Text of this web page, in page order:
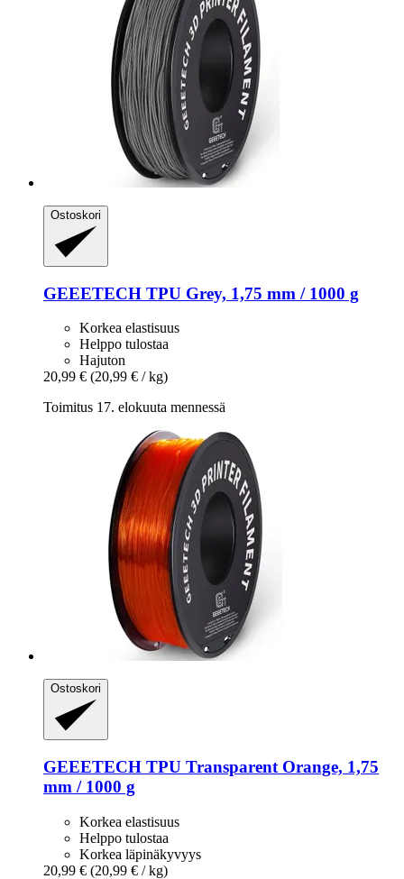
Ostoskori
GEEETECH TPU Grey, 1,75 mm / 1000 g
Korkea elastisuus
Helppo tulostaa
Hajuton
20,99 € (20,99 € / kg)
Toimitus 17. elokuuta mennessä
Ostoskori
GEEETECH TPU Transparent Orange, 1,75
mm / 1000 g
Korkea elastisuus
Helppo tulostaa
Korkea läpinäkyvyys
20,99 € (20,99 € / kg)